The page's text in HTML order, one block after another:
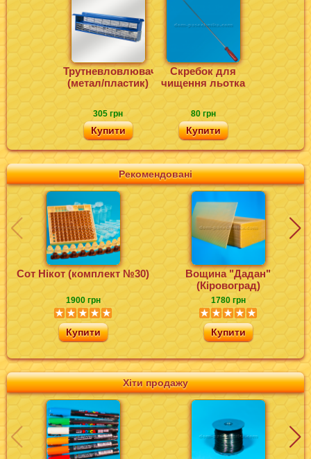
Хіти продажу
Рекомендовані
Сот Нікот (комплект №30)
1900 грн
Купити
Вощина "Дадан"
(Кіровоград)
1780 грн
Купити
Трутневловлювач
(метал/пластик)
305 грн
Купити
Скребок для
чищення льотка
80 грн
Купити